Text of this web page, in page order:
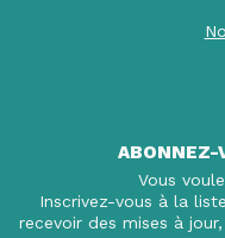
ABONNEZ-
Vous
Inscrivez-vous à la
recevoir des mises à